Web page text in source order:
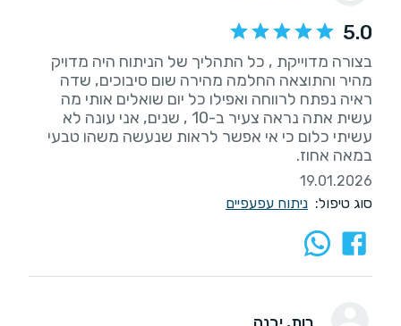
5.0
‏בצורה מדוייקת , כל התהליך של הניתוח היה מדויק
מהיר והתוצאה החלמה מהירה שום סיבוכים, שדה
ראיה נפתח לרווחה ואפילו כל יום שואלים אותי מה
עשית אתה נראה צעיר ב-10 , שנים, אני עונה לא
עשיתי כלום כי אי אפשר לראות שנעשה משהו טבעי
במאה אחוז.
19.01.2026
סוג טיפול: ניתוח עפעפיים